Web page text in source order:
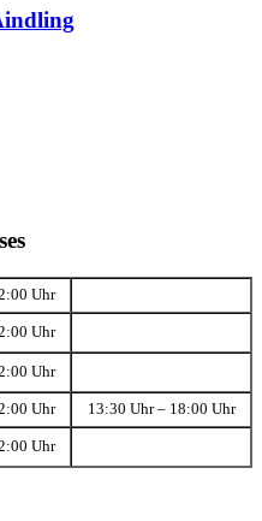
Uhr
Uhr
Uhr
Uhr 13:30 Uhr – 18:00 Uhr
Uhr